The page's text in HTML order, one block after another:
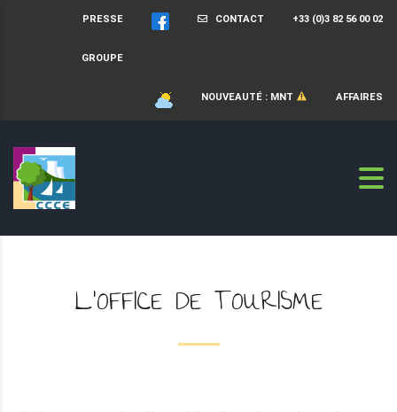
+33 (0)3 82 56 00 02
CONTACT
PRESSE
GROUPE
AFFAIRES
NOUVEAUTÉ : MNT
L'OFFICE DE TOURISME